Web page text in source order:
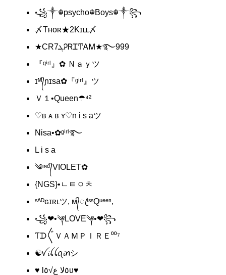
꧁༒☬psycho☬Boys☬༒꧂
〆Tʜᴏʀ★2Kɪʟʟ〆
★CR7ܓᎮᏒᏆͲᎪᎷ★࿐999
『ᵍⁱʳˡ』✿ Ｎａｙツ
ɪᴹ᭄ɲɪsa✿『ᵍⁱʳˡ』ツ
Ｖ１•Queen☂⁴²
♡ʙ ᴀ ʙ ʏ♡n i s aツ
Nisa•✿ᵍⁱʳˡ࿐
L i s a
༄ᶦᶰᵈ᭄VIOLET✿
{NGS}•ㄴㅌㅇㅊ
ˢᴬᴰɢɪʀʟツ, ᴍ᭄ꦿⁱˢˢQᵘᵉᵉⁿ,
꧁❤•༆LOVE༆•❤꧂
Ƭᗪ〲ＶＡＭＰＩＲＥ⁰⁰⁷
☯︎ꪜ𝓲ꪶꪶꪖ𝓲ꪀシ
♥ l٥ﻻ ﻉ√٥υ♥